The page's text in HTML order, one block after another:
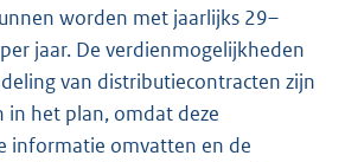
worden met jaarlijks 29–
jaar. De verdienmogelijkheden
van distributiecontracten zijn
in het plan, omdat deze
informatie omvatten en de